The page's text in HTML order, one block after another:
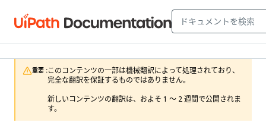
重要 :このコンテンツの一部は機械翻訳によって処理されており、
完全な翻訳を保証するものではありません。
新しいコンテンツの翻訳は、およそ 1 ～ 2 週間で公開されま
す。